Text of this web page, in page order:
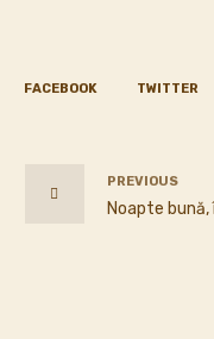
FACEBOOK TWITTER
PREVIOUS
Noapte bună,